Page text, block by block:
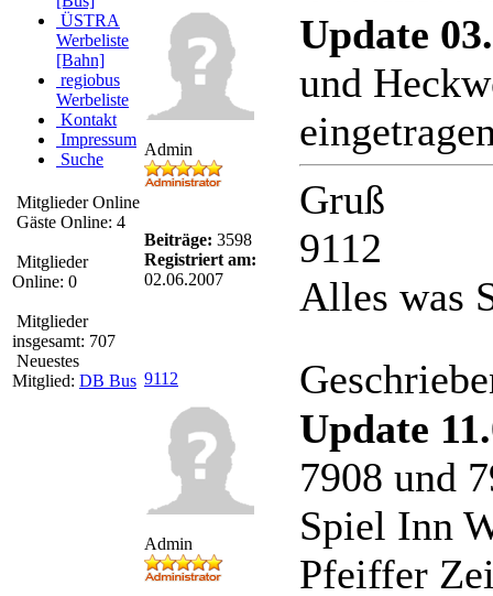
ÜSTRA
Werbeliste
[Bahn]
regiobus
Werbeliste
Kontakt
Impressum
Suche
Mitglieder Online
Gäste Online: 4
Mitglieder
Online: 0
Mitglieder
insgesamt: 707
Neuestes
Mitglied: DB Bus
Admin
Beiträge: 3598
Registriert am:
02.06.2007
Update
und
Gruß
9112
Alles was
9112
Admin
Update
7908 und
Spiel Inn
Pfeiffer